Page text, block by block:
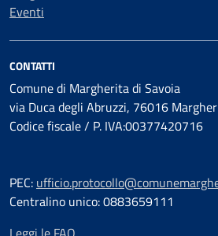
Eventi
CONTATTI
Comune di Margherita di Savoia
via Duca degli Abruzzi, 76016
Codice fiscale / P. IVA:00377420716
PEC:
Centralino unico: 0883659111